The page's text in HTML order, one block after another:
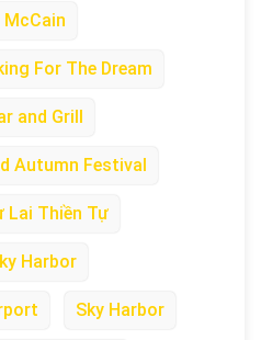
McCain
For The Dream
and Grill
Autumn Festival
Lai Thiền Tự
Harbor
Sky Harbor